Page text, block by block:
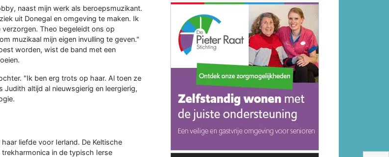
naast mijn werk als beroepsmuzikant.
uit Donegal en omgeving te maken. Ik
Theo begeleidt ons op
muzikaal mijn eigen invulling te geven."
worden, wist de band met een
"Ik ben erg trots op haar. Al toen ze
altijd al nieuwsgierig en leergierig,
liefde voor Ierland. De Keltische
in de typisch Ierse